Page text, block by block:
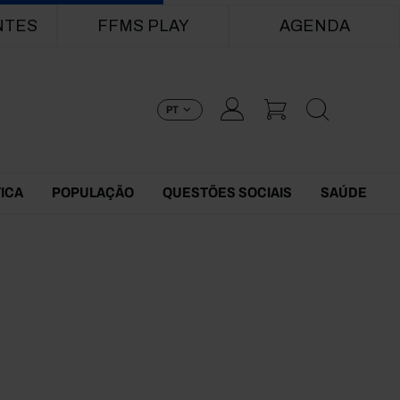
FFMS PLAY AGENDA
PT
POPULAÇÃO QUESTÕES SOCIAIS SAÚDE